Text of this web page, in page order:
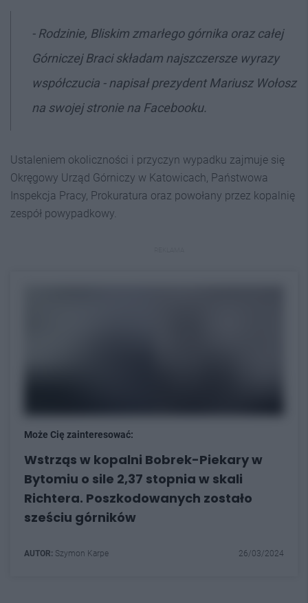
- Rodzinie, Bliskim zmarłego górnika oraz całej
Górniczej Braci składam najszczersze wyrazy
współczucia - napisał prezydent Mariusz Wołosz
na swojej stronie na Facebooku.
Ustaleniem okoliczności i przyczyn wypadku zajmuje się
Okręgowy Urząd Górniczy w Katowicach, Państwowa
Inspekcja Pracy, Prokuratura oraz powołany przez kopalnię
zespół powypadkowy.
Może Cię zainteresować:
Wstrząs w kopalni Bobrek-Piekary w
Bytomiu o sile 2,37 stopnia w skali
Richtera. Poszkodowanych zostało
sześciu górników
AUTOR: Szymon Karpe 26/03/2024